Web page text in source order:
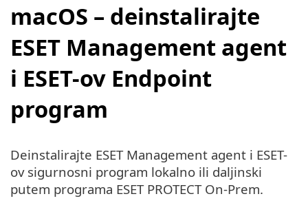
macOS – deinstalirajte
ESET Management agent
i ESET-ov Endpoint
program
Deinstalirajte ESET Management agent i ESET-
ov sigurnosni program lokalno ili daljinski
putem programa ESET PROTECT On-Prem.